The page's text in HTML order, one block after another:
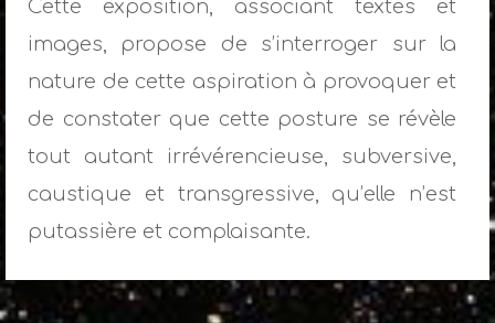
Cette exposition, associant textes et
images, propose de s’interroger sur la
nature de cette aspiration à provoquer et
de constater que cette posture se révèle
tout autant irrévérencieuse, subversive,
caustique et transgressive, qu’elle n’est
putassière et complaisante.